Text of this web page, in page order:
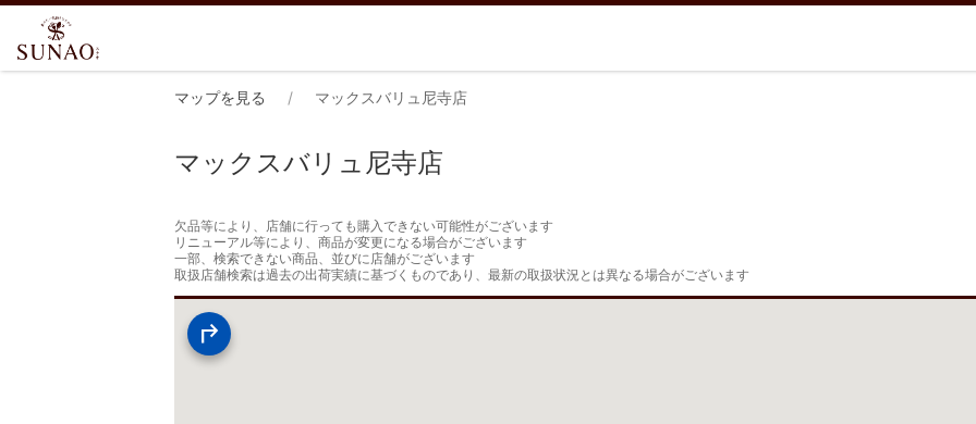
マップを見る マックスバリュ尼寺店
マックスバリュ尼寺店
欠品等により、店舗に行っても購入できない可能性がございます
リニューアル等により、商品が変更になる場合がございます
一部、検索できない商品、並びに店舗がございます
取扱店舗検索は過去の出荷実績に基づくものであり、最新の取扱状況とは異なる場合がございます